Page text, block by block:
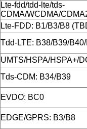
Lte-fdd/tdd-lte/tds-
CDMA/WCDMA/
Lte-FDD: B1/B3/B8
Tdd-LTE: B38/B39/
UMTS/HSPA/HSPA+/
Tds-CDM: B34/B39
EVDO: BC0
EDGE/GPRS: B3/B8